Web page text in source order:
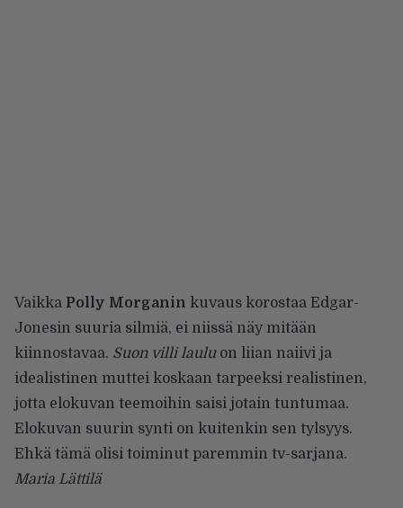
Vaikka Polly Morganin kuvaus korostaa Edgar-
Jonesin suuria silmiä, ei niissä näy mitään
kiinnostavaa. Suon villi lauluon liian naiivi ja
idealistinen muttei koskaan tarpeeksi realistinen,
jotta elokuvan teemoihin saisi jotain tuntumaa.
Elokuvan suurin synti on kuitenkin sen tylsyys.
Ehkä tämä olisi toiminut paremmin tv-sarjana.
Maria Lättilä